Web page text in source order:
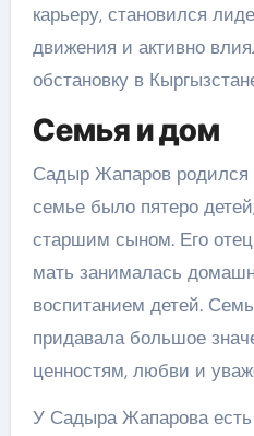
карьеру, становился
движения и активно
обстановку в
Семья и дом
Садыр Жапаров родился
семье было пятеро
старшим сыном. Его
мать занималась
воспитанием детей.
придавала большое
ценностям, любви и
У Садыра Жапарова